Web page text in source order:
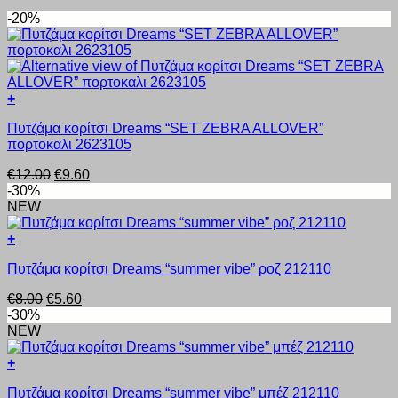
-20%
+
το
προϊόν
πολλαπλές
παραλλαγές.
Οι
επιλογές
μπορούν
επιλεγούν
σελίδα
του
προϊόντος
Πυτζάμα κορίτσι Dreams “SET ΖΕΒRA ALLOVER”
πορτοκαλι 2623105
€12.00 Original
€12.00.
€9.60Η
είναι:
-30%
NEW
+
το
έχει
πολλαπλές
παραλλαγές.
Οι
επιλογές
Πυτζάμα κορίτσι Dreams “summer vibe” ροζ 212110
€8.00 Original
€8.00.
€5.60Η
είναι:
-30%
NEW
+
το
Πυτζάμα κορίτσι Dreams “summer vibe” μπέζ 212110